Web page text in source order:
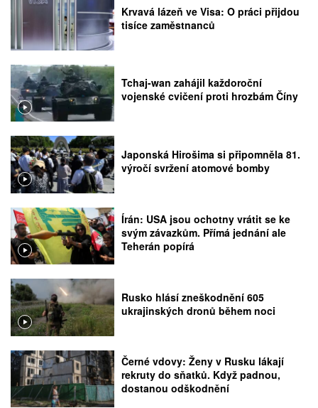
Krvavá lázeň ve Visa: O práci přijdou
tisíce zaměstnanců
Tchaj-wan zahájil každoroční
vojenské cvičení proti hrozbám Číny
Japonská Hirošima si připomněla 81.
výročí svržení atomové bomby
Írán: USA jsou ochotny vrátit se ke
svým závazkům. Přímá jednání ale
Teherán popírá
Rusko hlásí zneškodnění 605
ukrajinských dronů během noci
Černé vdovy: Ženy v Rusku lákají
rekruty do sňatků. Když padnou,
dostanou odškodnění